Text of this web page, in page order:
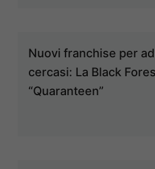
Nuovi franchise per
cercasi: La Black
“Quaranteen”